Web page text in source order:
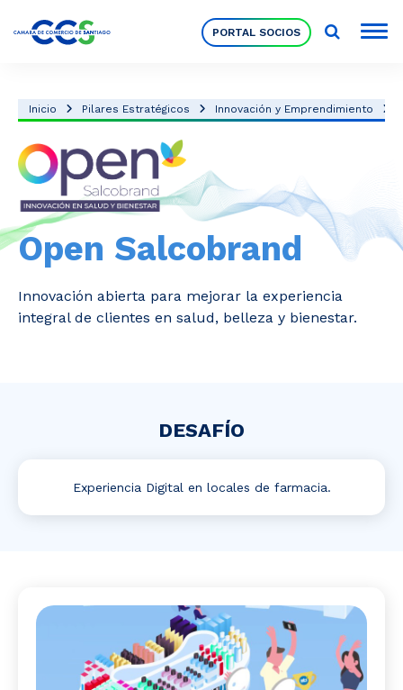
PORTAL SOCIOS
Nuestra Institución
Pilares Estratégicos
Inicio Pilares Estratégicos Innovación y Emprendimiento
Open Salcobrand
Innovación abierta para mejorar la experiencia
integral de clientes en salud, belleza y bienestar.
DESAFÍO
Experiencia Digital en locales de farmacia.